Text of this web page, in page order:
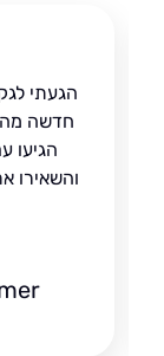
הגעתי לגקי דרך
חדשה מהקבלן
הגיעו עם כל
והשאירו את